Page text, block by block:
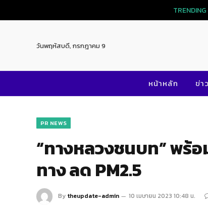
TRENDING
วันพฤหัสบดี, กรกฎาคม 9
หน้าหลัก ข่า
PR NEWS
“ทางหลวงชนบท” พร้
ทาง ลด PM2.5
By theupdate-admin 10 เมษายน 2023 10:48 น.